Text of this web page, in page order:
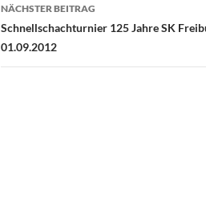
NÄCHSTER BEITRAG
Schnellschachturnier 125 Jahre SK
01.09.2012